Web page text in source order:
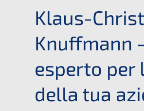
Klaus-
Knuffmann
esperto per
della tua